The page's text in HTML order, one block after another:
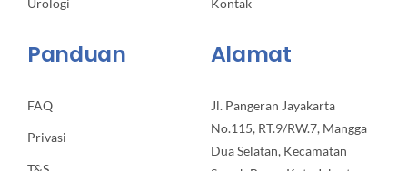
Panduan
FAQ
Privasi
Alamat
Jl. Pangeran Jayakarta
No.115, RT.9/RW.7, Mangga
Dua Selatan, Kecamatan